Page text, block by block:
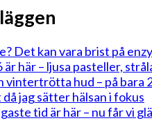
Det kan vara brist på
är här – ljusa pasteller,
vintertrötta hud – på bara
jag sätter hälsan i fokus
tid är här – nu får vi